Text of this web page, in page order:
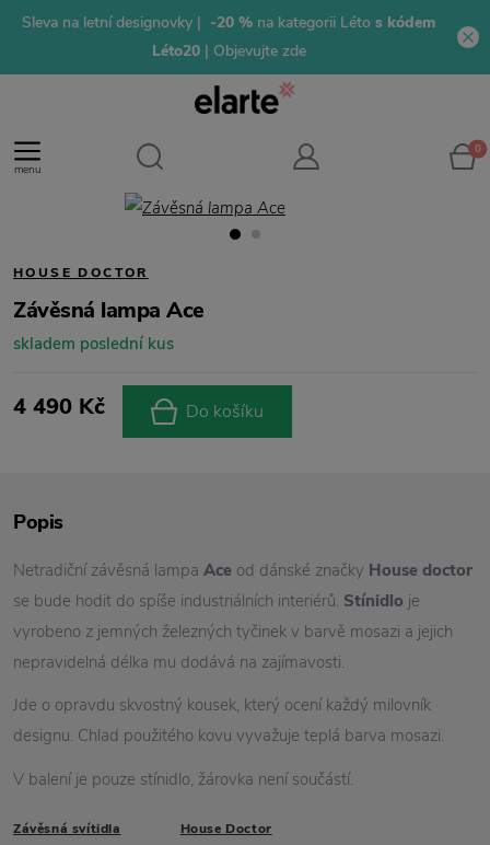
Sleva na letní designovky | -20 % na kategorii Léto s kódem
Léto20 | Objevujte zde
menu
0
HOUSE DOCTOR
Závěsná lampa Ace
skladem poslední kus
4 490 Kč Do košíku
Popis
Netradiční závěsná lampa Ace od dánské značky House doctor
se bude hodit do spíše industriálních interiérů. Stínidlo je
vyrobeno z jemných železných tyčinek v barvě mosazi a jejich
nepravidelná délka mu dodává na zajímavosti.
Jde o opravdu skvostný kousek, který ocení každý milovník
designu. Chlad použitého kovu vyvažuje teplá barva mosazi.
V balení je pouze stínidlo, žárovka není součástí.
Závěsná svítidla House Doctor